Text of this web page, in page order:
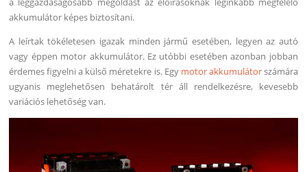
akkumulátor képes biztosítani.
A leírtak tökéletesen igazak minden jármű esetében, legyen az autó
vagy éppen motor akkumulátor. Ez utóbbi esetében azonban jobban
érdemes figyelni a külső méretekre is. Egy motor akkumulátorszámára
ugyanis meglehetősen behatárolt tér áll rendelkezésre, kevesebb
variációs lehetőség van.